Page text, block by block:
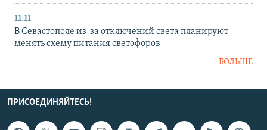
11:11
В Севастополе из-за отключений света планируют
менять схему питания светофоров
БОЛЬШЕ
ПРИСОЕДИНЯЙТЕСЬ!